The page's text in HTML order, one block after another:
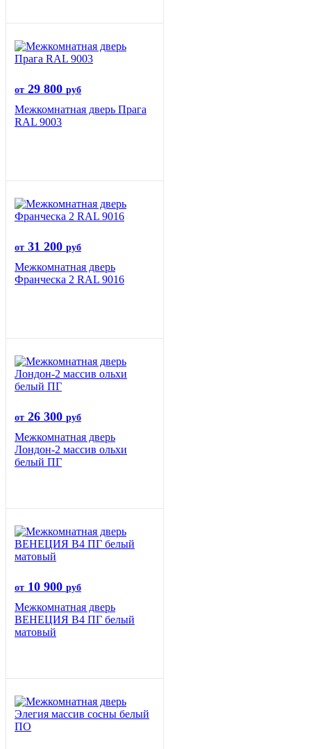
от 29 800 руб
Межкомнатная дверь Прага
RAL 9003
от 31 200 руб
Межкомнатная дверь
Франческа 2 RAL 9016
от 26 300 руб
Межкомнатная дверь
Лондон-2 массив ольхи
белый ПГ
от 10 900 руб
Межкомнатная дверь
ВЕНЕЦИЯ B4 ПГ белый
матовый